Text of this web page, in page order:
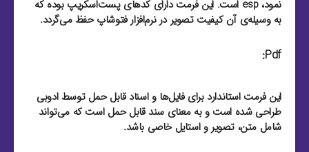
نمود، esp است. این فرمت دارای کد‌های پست‌اسکریپ بوده که
به وسیله‌ی آن کیفیت تصویر در نرم‌افزار فتوشاپ حفظ می‌گردد.
Pdf:
این فرمت استاندارد برای فایل‌‌ها و اسناد قابل حمل توسط ادوبی
طراحی شده است و به معنای سند قابل حمل است که می‌تواند
شامل متن، تصویر و استایل خاصی باشد.